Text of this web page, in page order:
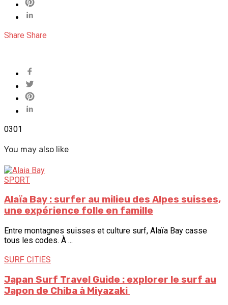
Share Share
0301
You may also like
SPORT
Alaïa Bay : surfer au milieu des Alpes suisses,
une expérience folle en famille
Entre montagnes suisses et culture surf, Alaïa Bay casse
tous les codes. À ...
SURF CITIES
Japan Surf Travel Guide : explorer le surf au
Japon de ⁠Chiba à ⁠Miyazaki